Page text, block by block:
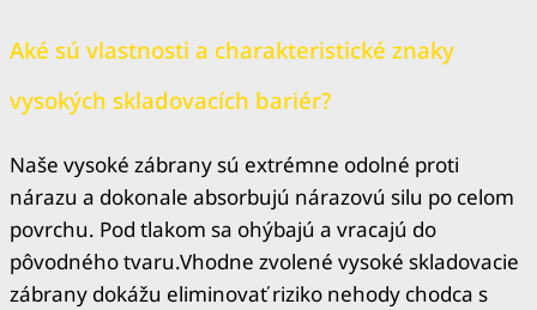
Aké sú vlastnosti a charakteristické znaky
vysokých skladovacích bariér?
Naše vysoké zábrany sú extrémne odolné proti
nárazu a dokonale absorbujú nárazovú silu po celom
povrchu. Pod tlakom sa ohýbajú a vracajú do
pôvodného tvaru.Vhodne zvolené vysoké skladovacie
zábrany dokážu eliminovať riziko nehody chodca s